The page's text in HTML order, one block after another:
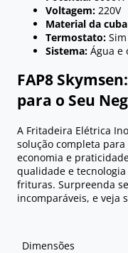
Voltagem: 220V
Material da
Termostato: Sim
Sistema: Água e
FAP8
para o Seu
A Fritadeira Elétrica
solução completa
economia e
qualidade e tecnologia
frituras. Surpreenda
incomparáveis, e veja
Dimensões